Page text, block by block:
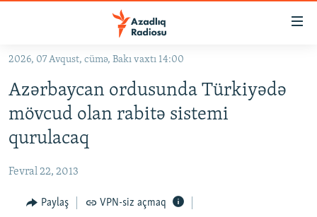
Əsas
qayıt
Əsas
naviqasiyaya
qayıt
KORRUPSIOMETR
#ƏSLINDƏ
FƏRQƏ BAX
QANUNI DOĞRU
2026, 07 Avqust, cümə, Bakı vaxtı 14:00
Azərbaycan ordusunda Türkiyədə
mövcud olan rabitə sistemi
qurulacaq
Fevral 22, 2013
Paylaş VPN-siz açmaq